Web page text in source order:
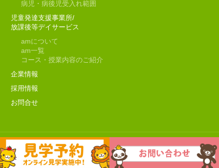
病児・病後児受入れ範囲
児童発達支援事業所/
放課後等デイサービス
amについて
am一覧
コース・授業内容のご紹介
企業情報
採用情報
お問合せ
Copyright © 2019 Lateral Kids All Rights Reserved.